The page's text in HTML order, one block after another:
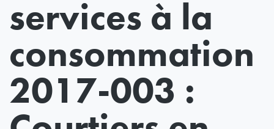
services à la
consommation
2017-003 :